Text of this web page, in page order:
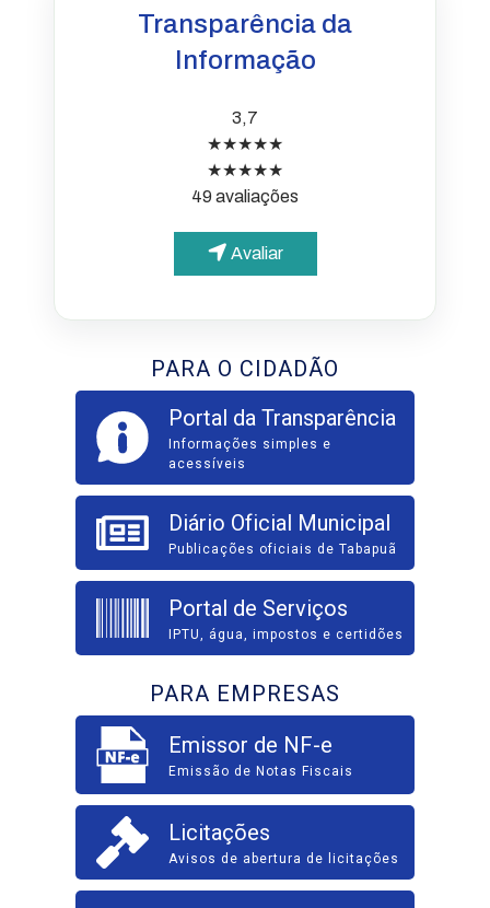
Transparência da
Informação
3,7
★★★★★
★★★★★
49 avaliações
Avaliar
PARA O CIDADÃO
Portal da Transparência
Informações simples e
acessíveis
Diário Oficial Municipal
Publicações oficiais de Tabapuã
Portal de Serviços
IPTU, água, impostos e certidões
PARA EMPRESAS
Emissor de NF-e
Emissão de Notas Fiscais
Licitações
Avisos de abertura de licitações